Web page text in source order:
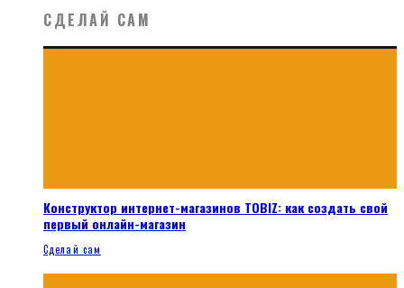
СДЕЛАЙ САМ
Конструктор интернет-магазинов TOBIZ: как создать свой
первый онлайн-магазин
Сделай сам